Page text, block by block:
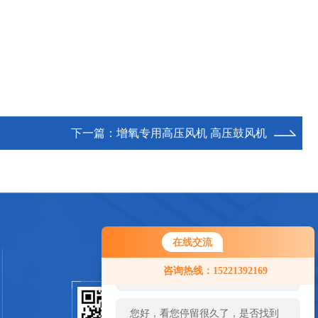
在线交流
咨询热线：15221392169
您好！欢迎前来咨询，很高兴为您
服务，请问您要咨询什么问题呢？
您好，看您停留很久了，是否找到
下一篇： 增氧专用高压风机 高压鼓风机